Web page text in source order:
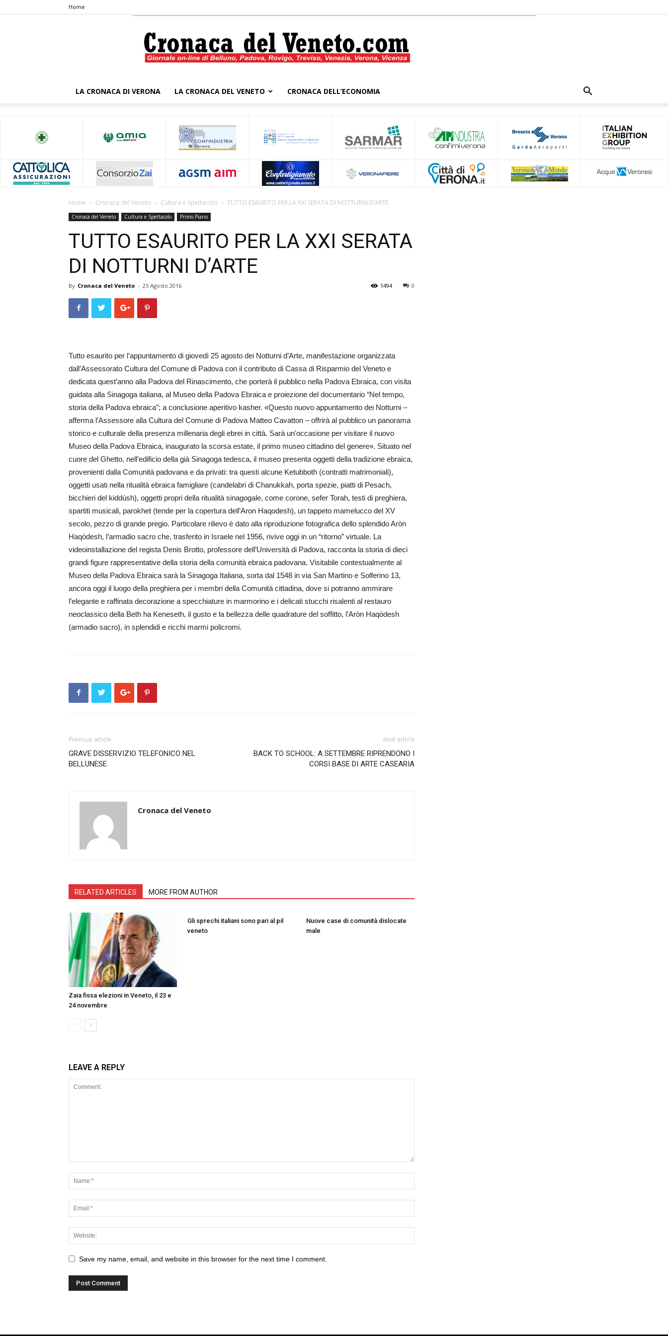
Home
Veneto
LA CRONACA DI VERONA LA CRONACA DEL VENETO CRONACA DELL’ECONOMIA
Home Cronaca del Veneto Cultura e Spettacolo TUTTO ESAURITO PER LA XXI SERATA DI NOTTURNI D’ARTE
Cronaca del Veneto Cultura e Spettacolo Primo Piano
TUTTO ESAURITO PER LA XXI SERATA
DI NOTTURNI D’ARTE
By Cronaca del Veneto - 25 Agosto 2016 0
1494
Tutto esaurito per l’appuntamento di giovedì 25 agosto dei Notturni d’Arte, manifestazione organizzata
dall’Assessorato Cultura del Comune di Padova con il contributo di Cassa di Risparmio del Veneto e
dedicata quest’anno alla Padova del Rinascimento, che porterà il pubblico nella Padova Ebraica, con visita
guidata alla Sinagoga italiana, al Museo della Padova Ebraica e proiezione del documentario “Nel tempo,
storia della Padova ebraica”; a conclusione aperitivo kasher. «Questo nuovo appuntamento dei Notturni –
afferma l’Assessore alla Cultura del Comune di Padova Matteo Cavatton – offrirà al pubblico un panorama
storico e culturale della presenza millenaria degli ebrei in città. Sarà un’occasione per visitare il nuovo
Museo della Padova Ebraica, inaugurato la scorsa estate, il primo museo cittadino del genere». Situato nel
cuore del Ghetto, nell’edificio della già Sinagoga tedesca, il museo presenta oggetti della tradizione ebraica,
provenienti dalla Comunità padovana e da privati: tra questi alcune Ketubboth (contratti matrimoniali),
oggetti usati nella ritualità ebraica famigliare (candelabri di Chanukkah, porta spezie, piatti di Pesach,
bicchieri del kiddùsh), oggetti propri della ritualità sinagogale, come corone, sefer Torah, testi di preghiera,
spartiti musicali, parokhet (tende per la copertura dell’Aron Haqodesh), un tappeto mamelucco del XV
secolo, pezzo di grande pregio. Particolare rilievo è dato alla riproduzione fotografica dello splendido Aròn
Haqòdesh, l’armadio sacro che, trasferito in Israele nel 1956, rivive oggi in un “ritorno” virtuale. La
videoinstallazione del regista Denis Brotto, professore dell’Università di Padova, racconta la storia di dieci
grandi figure rappresentative della storia della comunità ebraica padovana. Visitabile contestualmente al
Museo della Padova Ebraica sarà la Sinagoga Italiana, sorta dal 1548 in via San Martino e Solferino 13,
ancora oggi il luogo della preghiera per i membri della Comunità cittadina, dove si potranno ammirare
l’elegante e raffinata decorazione a specchiature in marmorino e i delicati stucchi risalenti al restauro
neoclassico della Beth ha Keneseth, il gusto e la bellezza delle quadrature del soffitto, l’Aròn Haqòdesh
(armadio sacro), in splendidi e ricchi marmi policromi.
Previous article
GRAVE DISSERVIZIO TELEFONICO NEL
BELLUNESE
Next article
BACK TO SCHOOL: A SETTEMBRE RIPRENDONO I
CORSI BASE DI ARTE CASEARIA
Cronaca del Veneto
RELATED ARTICLES MORE FROM AUTHOR
Zaia fissa elezioni in Veneto, il 23 e
24 novembre
Gli sprechi italiani sono pari al pil
veneto
Nuove case di comunità dislocate
male
LEAVE A REPLY
Save my name, email, and website in this browser for the next time I comment.